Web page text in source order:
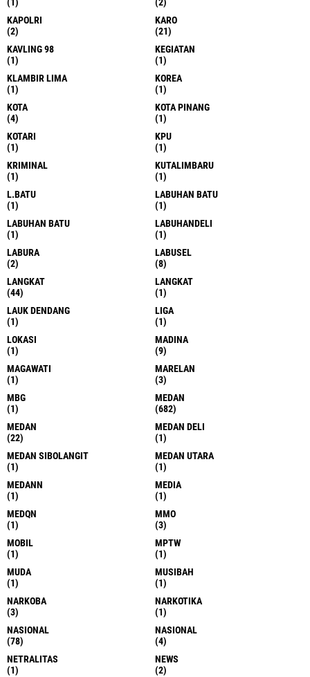
(1)
(2)
KAPOLRI
(2)
KARO
(21)
KAVLING 98
(1)
KEGIATAN
(1)
KLAMBIR LIMA
(1)
KOREA
(1)
KOTA
(4)
KOTA PINANG
(1)
KOTARI
(1)
KPU
(1)
KRIMINAL
(1)
KUTALIMBARU
(1)
L.BATU
(1)
LABUHAN BATU
(1)
LABUHAN BATU
(1)
LABUHANDELI
(1)
LABURA
(2)
LABUSEL
(8)
LANGKAT
(44)
LANGKAT
(1)
LAUK DENDANG
(1)
LIGA
(1)
LOKASI
(1)
MADINA
(9)
MAGAWATI
(1)
MARELAN
(3)
MBG
(1)
MEDAN
(682)
MEDAN
(22)
MEDAN DELI
(1)
MEDAN SIBOLANGIT
(1)
MEDAN UTARA
(1)
MEDANN
(1)
MEDIA
(1)
MEDQN
(1)
MMO
(3)
MOBIL
(1)
MPTW
(1)
MUDA
(1)
MUSIBAH
(1)
NARKOBA
(3)
NARKOTIKA
(1)
NASIONAL
(78)
NASIONAL
(4)
NETRALITAS
(1)
NEWS
(2)